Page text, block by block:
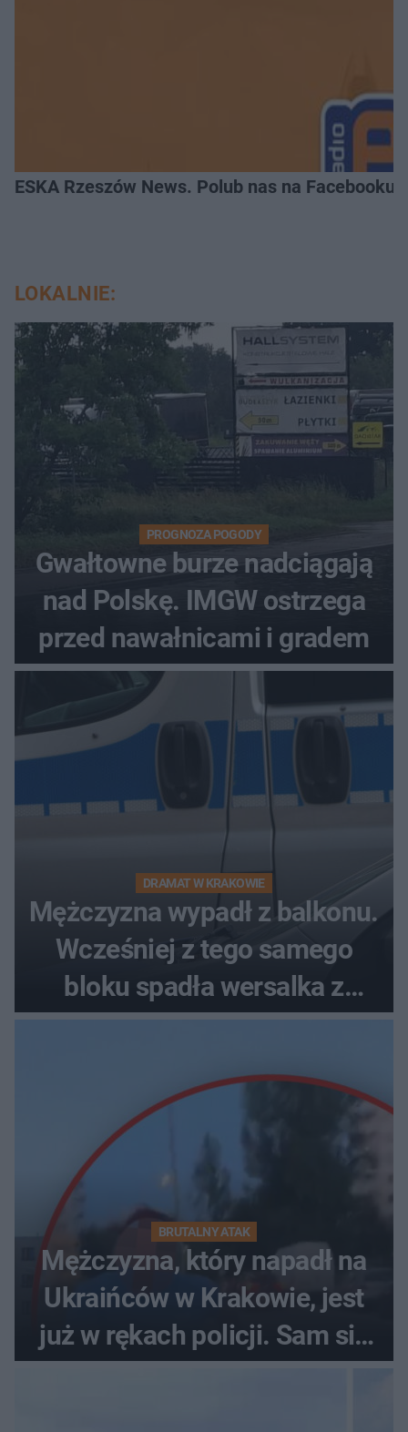
ESKA Rzeszów News. Polub nas na Facebooku!
LOKALNIE:
PROGNOZA POGODY
Gwałtowne burze nadciągają
nad Polskę. IMGW ostrzega
przed nawałnicami i gradem
DRAMAT W KRAKOWIE
Mężczyzna wypadł z balkonu.
Wcześniej z tego samego
bloku spadła wersalka z
pościelą
BRUTALNY ATAK
Mężczyzna, który napadł na
Ukraińców w Krakowie, jest
już w rękach policji. Sam się
zgłosił